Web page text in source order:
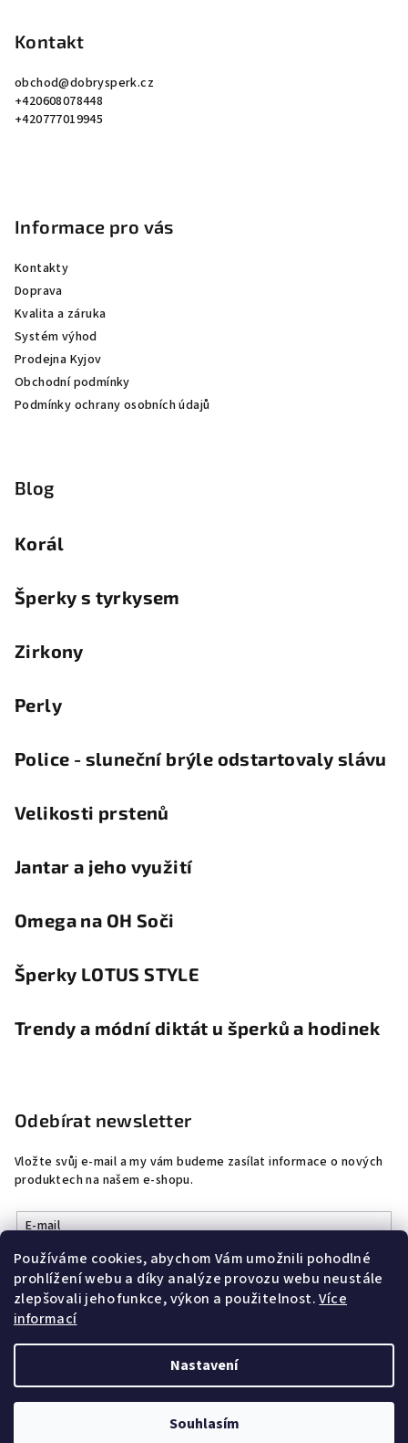
Používáme cookies, abychom Vám umožnili pohodlné
prohlížení webu a díky analýze provozu webu neustále
zlepšovali jeho funkce, výkon a použitelnost.Více
informací
Nastavení
Souhlasím
Kontakt
obchod@dobrysperk.cz
+420608078448
+420777019945
Informace pro vás
Kontakty
Doprava
Kvalita a záruka
Systém výhod
Prodejna Kyjov
Obchodní podmínky
Podmínky ochrany osobních údajů
Blog
Korál
Šperky s tyrkysem
Zirkony
Perly
Police - sluneční brýle odstartovaly slávu
Velikosti prstenů
Jantar a jeho využití
Omega na OH Soči
Šperky LOTUS STYLE
Trendy a módní diktát u šperků a hodinek
Odebírat newsletter
Vložte svůj e-mail a my vám budeme zasílat informace o nových
produktech na našem e-shopu.
E-mail
Vložením e-mailu souhlasíte spodmínkami ochrany osobních
údajů
Přihlásit se